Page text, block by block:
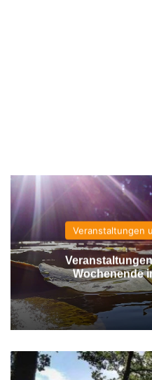
Veranstaltungen
Wochenende